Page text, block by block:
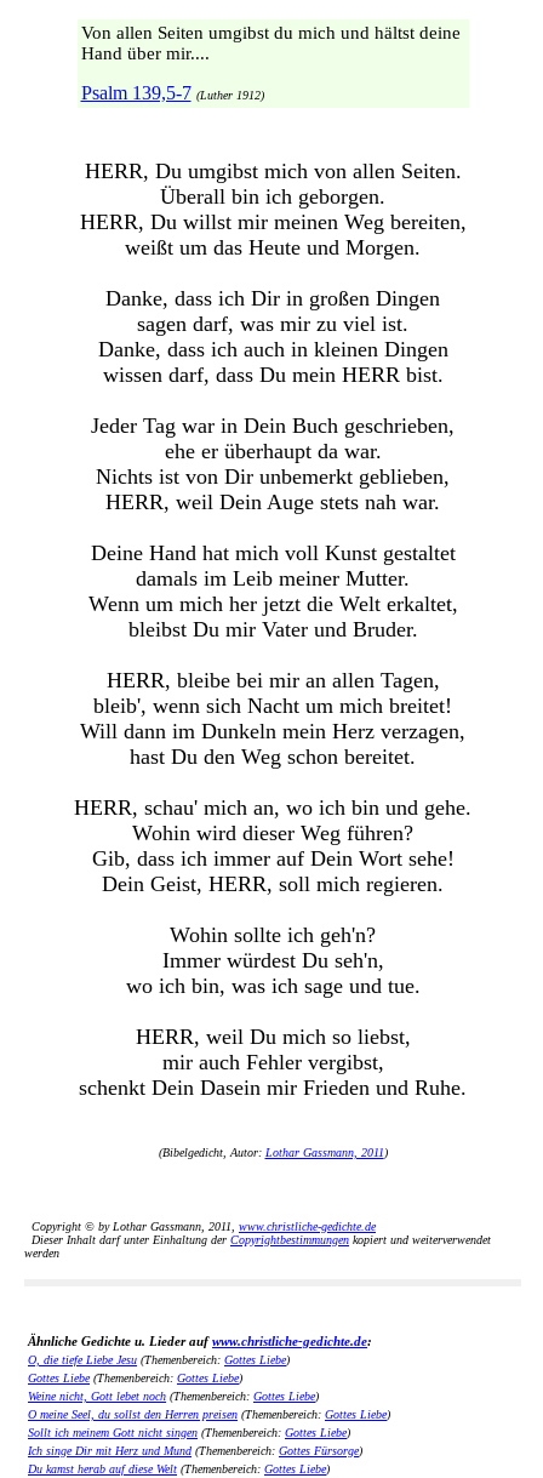
Von allen Seiten umgibst du mich und hältst deine
Hand über mir....
Psalm 139,5-7 (Luther 1912)
HERR, Du umgibst mich von allen Seiten.
Überall bin ich geborgen.
HERR, Du willst mir meinen Weg bereiten,
weißt um das Heute und Morgen.
Danke, dass ich Dir in großen Dingen
sagen darf, was mir zu viel ist.
Danke, dass ich auch in kleinen Dingen
wissen darf, dass Du mein HERR bist.
Jeder Tag war in Dein Buch geschrieben,
ehe er überhaupt da war.
Nichts ist von Dir unbemerkt geblieben,
HERR, weil Dein Auge stets nah war.
Deine Hand hat mich voll Kunst gestaltet
damals im Leib meiner Mutter.
Wenn um mich her jetzt die Welt erkaltet,
bleibst Du mir Vater und Bruder.
HERR, bleibe bei mir an allen Tagen,
bleib', wenn sich Nacht um mich breitet!
Will dann im Dunkeln mein Herz verzagen,
hast Du den Weg schon bereitet.
HERR, schau' mich an, wo ich bin und gehe.
Wohin wird dieser Weg führen?
Gib, dass ich immer auf Dein Wort sehe!
Dein Geist, HERR, soll mich regieren.
Wohin sollte ich geh'n?
Immer würdest Du seh'n,
wo ich bin, was ich sage und tue.
HERR, weil Du mich so liebst,
mir auch Fehler vergibst,
schenkt Dein Dasein mir Frieden und Ruhe.
(Bibelgedicht, Autor: Lothar Gassmann, 2011)
Copyright © by Lothar Gassmann, 2011, www.christliche-gedichte.de
Dieser Inhalt darf unter Einhaltung der Copyrightbestimmungen kopiert und weiterverwendet
werden
Ähnliche Gedichte u. Lieder aufwww.christliche-gedichte.de:
O, die tiefe Liebe Jesu (Themenbereich: Gottes Liebe)
Gottes Liebe(Themenbereich: Gottes Liebe)
Weine nicht, Gott lebet noch (Themenbereich: Gottes Liebe)
O meine Seel, du sollst den Herren preisen (Themenbereich: Gottes Liebe)
Sollt ich meinem Gott nicht singen (Themenbereich: Gottes Liebe)
Ich singe Dir mit Herz und Mund (Themenbereich: Gottes Fürsorge)
Du kamst herab auf diese Welt (Themenbereich: Gottes Liebe)